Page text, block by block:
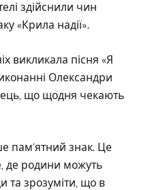
здійснили чин
«Крила надії».
викликала пісня «Я
Олександри
що щодня чекають
пам’ятний знак. Це
де родини можуть
та зрозуміти, що в